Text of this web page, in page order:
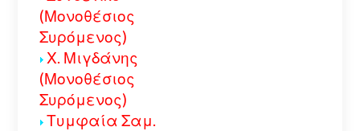
(Μονοθέσιος
Συρόμενος)
Χ. Μιγδάνης
(Μονοθέσιος
Συρόμενος)
Τυμφαία Σαμ.